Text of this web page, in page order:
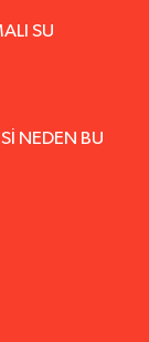
SU
NEDEN BU